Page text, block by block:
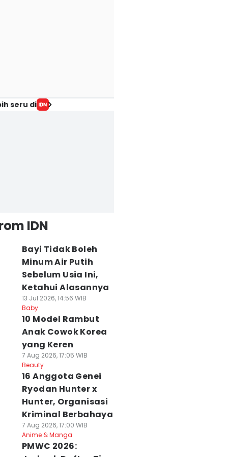
seru di
IDN
Bayi Tidak Boleh
Minum Air Putih
Sebelum Usia Ini,
Ketahui Alasannya
13 Jul 2026, 14:56 WIB
Baby
10 Model Rambut
Anak Cowok Korea
yang Keren
7 Aug 2026, 17:05 WIB
Beauty
16 Anggota Genei
Ryodan Hunter x
Hunter, Organisasi
Kriminal Berbahaya
7 Aug 2026, 17:00 WIB
Anime & Manga
PMWC 2026: